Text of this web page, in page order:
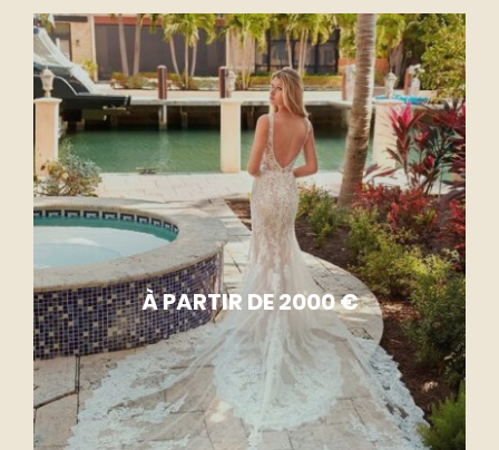
À PARTIR DE 2000 €